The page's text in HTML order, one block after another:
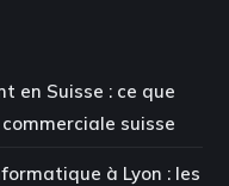
en Suisse : ce que
suisse
à Lyon : les